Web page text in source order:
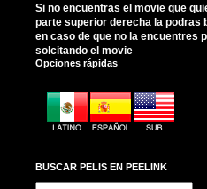
Si no encuentras el movie que
parte superior derecha la podras
en caso de que no la encuentres
solcitando el movie
Opciones rápidas
BUSCAR PELIS EN PEELINK